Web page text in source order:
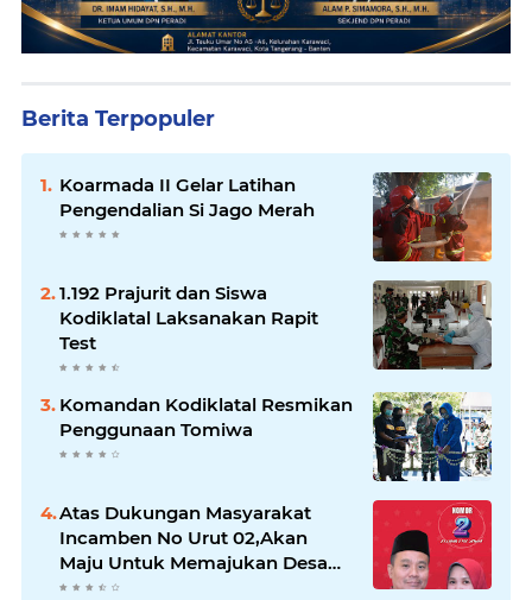
Berita Terpopuler
Koarmada II Gelar Latihan
Pengendalian Si Jago Merah
1.192 Prajurit dan Siswa
Kodiklatal Laksanakan Rapit
Test
Komandan Kodiklatal Resmikan
Penggunaan Tomiwa
Atas Dukungan Masyarakat
Incamben No Urut 02,Akan
Maju Untuk Memajukan Desa
Tegal Kunir Kidul